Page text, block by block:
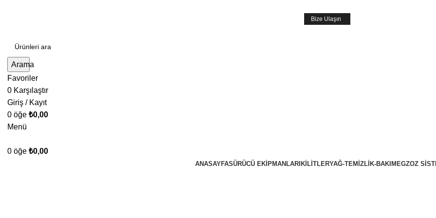
Bize Ulaşın
Arama
Favoriler
0 Karşılaştır
Giriş / Kayıt
0 öğe ₺0,00
Menü
0 öğe ₺0,00
ANASAYFASÜRÜCÜ EKIPMANLARI KILITLERYAĞ-TEMIZLIK-BAKIM EGZOZ